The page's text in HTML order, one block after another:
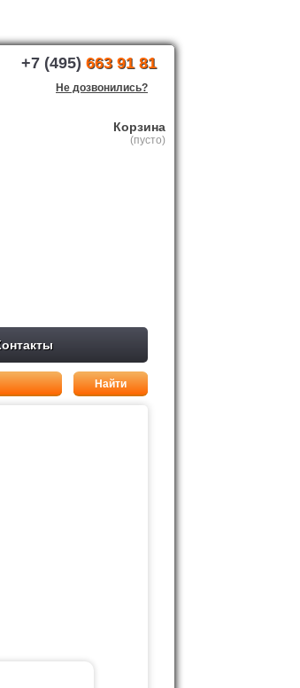
+7 (495) 663 91 81
Не дозвонились?
Корзина
(пусто)